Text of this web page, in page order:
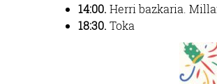
14:00. Herri bazkaria.
18:30. Toka